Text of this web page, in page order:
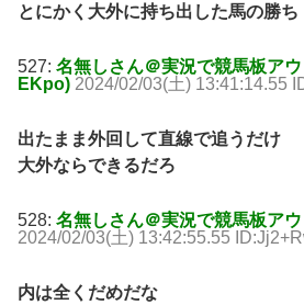
とにかく大外に持ち出した馬の勝ち
527: 名無しさん＠実況で競馬板ア
EKpo) 2024/02/03(土) 13:41:14.55
出たまま外回して直線で追うだけ
大外ならできるだろ
528: 名無しさん＠実況で競馬板ア
2024/02/03(土) 13:42:55.55
内は全くだめだな